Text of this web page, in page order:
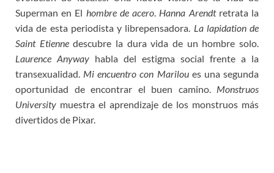
o
o
k
e
r
d
o
n
i
n
k
m
e
r
e
s
t
Superman en El hombre de acero. Hanna Arendtretrata la
vida de esta periodista y librepensadora. La lapidation de
Saint Etiennedescubre la dura vida de un hombre solo.
Laurence Anyway habla del estigma social frente a la
transexualidad. Mi encuentro con Mariloues una segunda
oportunidad de encontrar el buen camino. Monstruos
University muestra el aprendizaje de los monstruos más
divertidos de Pixar.